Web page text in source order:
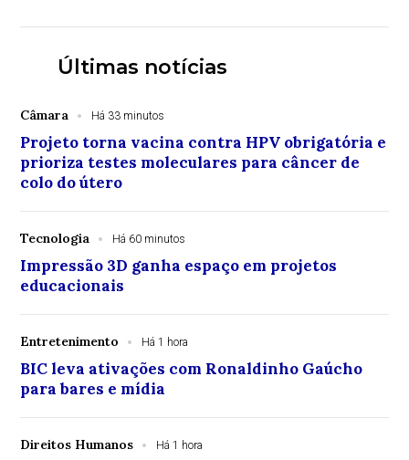
Últimas notícias
Câmara Há 33 minutos
Projeto torna vacina contra HPV obrigatória e
prioriza testes moleculares para câncer de
colo do útero
Tecnologia Há 60 minutos
Impressão 3D ganha espaço em projetos
educacionais
Entretenimento Há 1 hora
BIC leva ativações com Ronaldinho Gaúcho
para bares e mídia
Direitos Humanos Há 1 hora